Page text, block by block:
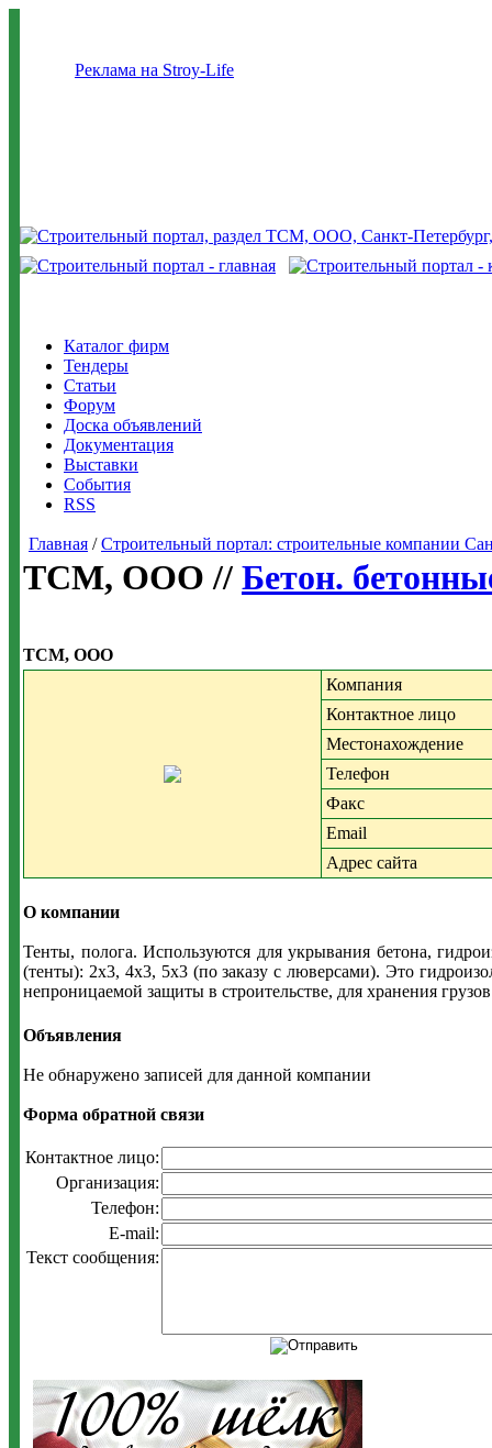
Реклама на Stroy-Life
Каталог фирм
Тендеры
Статьи
Форум
Доска объявлений
Документация
Выставки
События
RSS
Главная /Строительный портал: строительные компании
ТСМ, ООО // Бетон.
ТСМ, ООО
Компания
Контактное лицо
Местонахождение
Телефон
Факс
Email
Адрес сайта
О компании
Тенты, полога. Используются для укрывания бетона,
(тенты): 2х3, 4х3, 5х3 (по заказу с люверсами). Это
непроницаемой защиты в строительстве, для хранения
Объявления
Не обнаружено записей для данной компании
Форма обратной связи
Контактное лицо:
Организация:
Телефон:
E-mail:
Текст сообщения: